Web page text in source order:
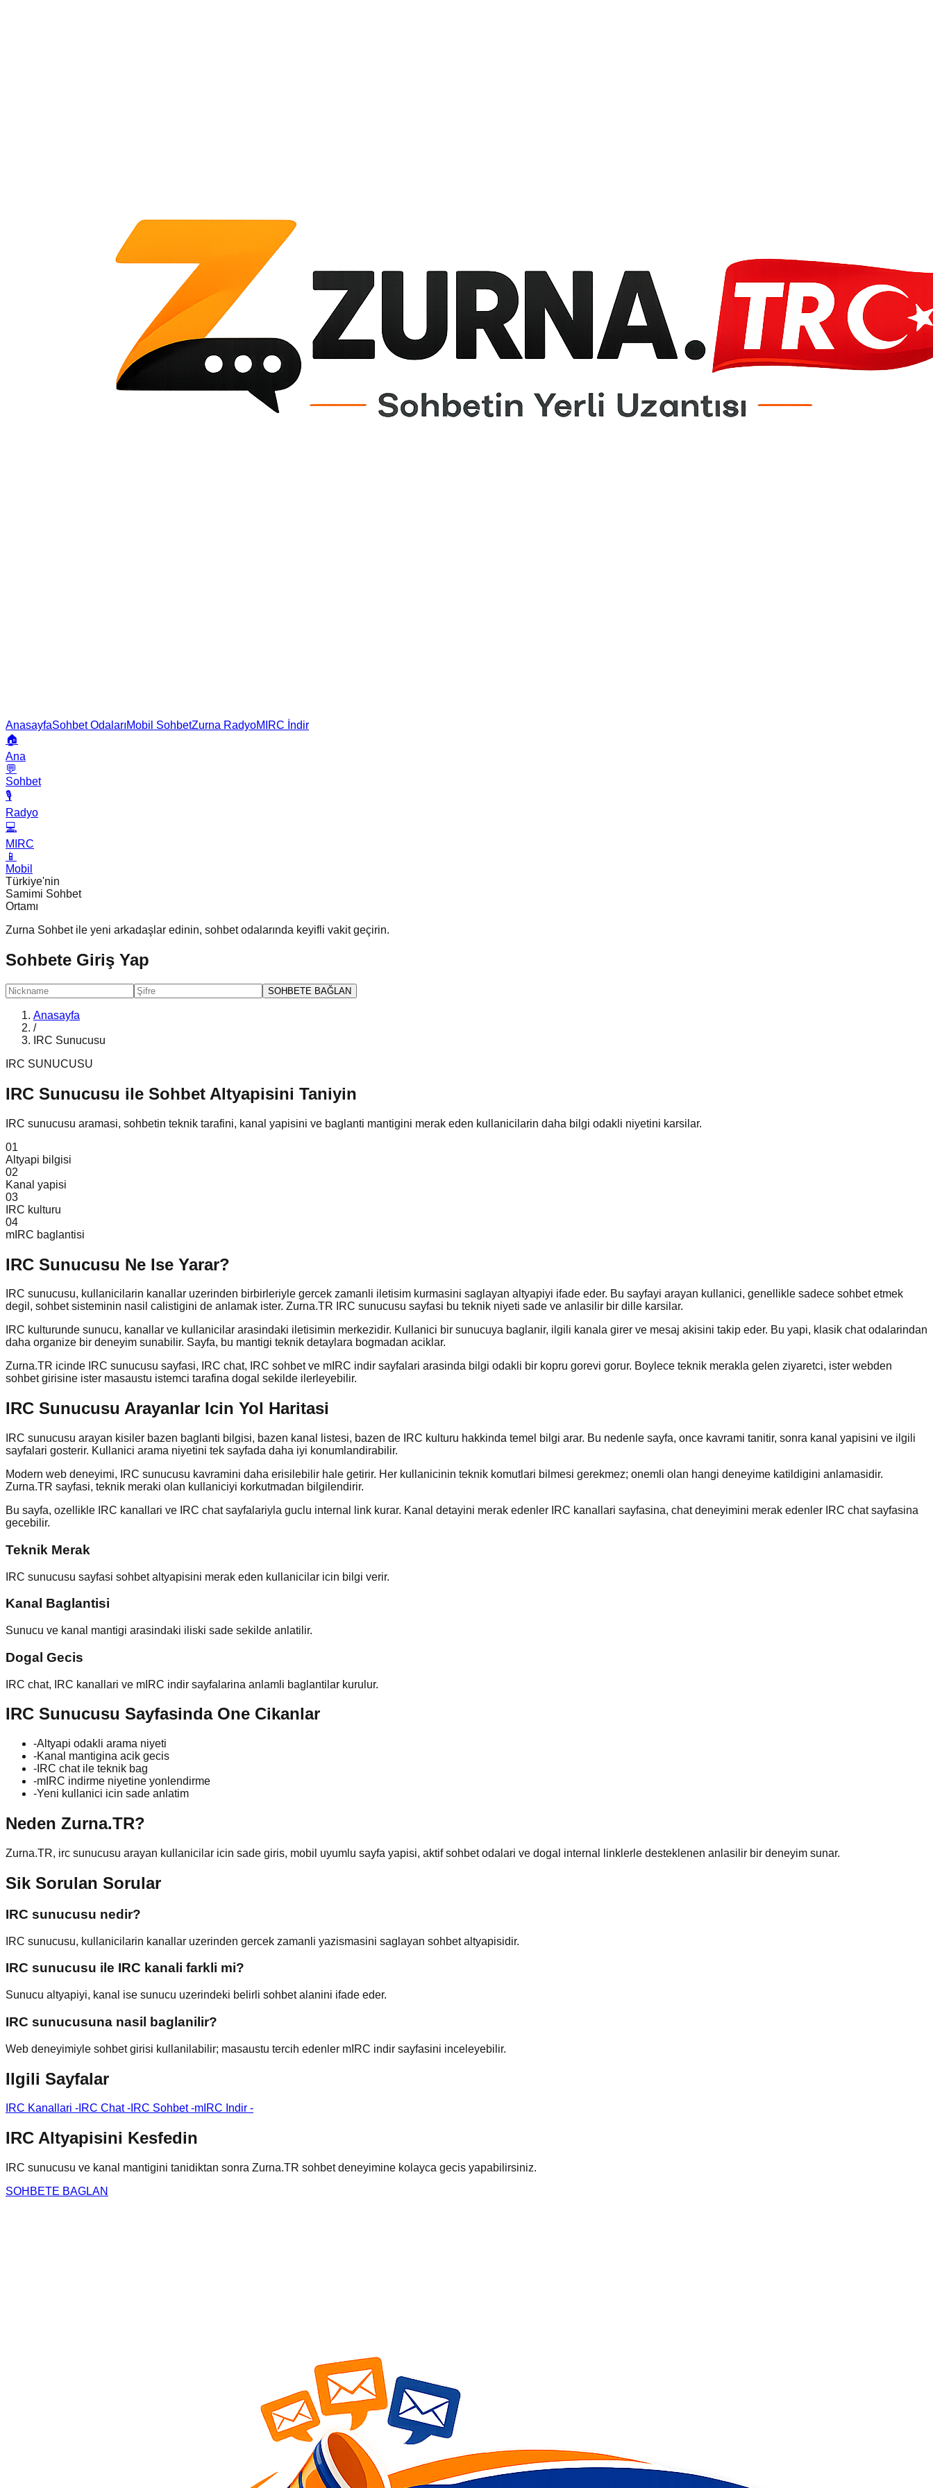
AnasayfaSohbet OdalarıMobil SohbetZurna RadyoMIRC İndir
🏠
Ana
💬
Sohbet
🎙️
Radyo
💻
MIRC
📱
Mobil
Türkiye'nin
Samimi Sohbet
Ortamı
Zurna Sohbet ile yeni arkadaşlar edinin, sohbet odalarında keyifli vakit geçirin.
Sohbete Giriş Yap
SOHBETE BAĞLAN
Anasayfa
/
IRC Sunucusu
IRC SUNUCUSU
IRC Sunucusu ile Sohbet Altyapisini Taniyin
IRC sunucusu aramasi, sohbetin teknik tarafini, kanal yapisini ve baglanti mantigini merak eden kullanicilarin daha bilgi odakli niyetini karsilar.
01
Altyapi bilgisi
02
Kanal yapisi
03
IRC kulturu
04
mIRC baglantisi
IRC Sunucusu Ne Ise Yarar?
IRC sunucusu, kullanicilarin kanallar uzerinden birbirleriyle gercek zamanli iletisim kurmasini saglayan altyapiyi ifade eder. Bu sayfayi arayan kullanici, genellikle sadece sohbet etmek
degil, sohbet sisteminin nasil calistigini de anlamak ister. Zurna.TR IRC sunucusu sayfasi bu teknik niyeti sade ve anlasilir bir dille karsilar.
IRC kulturunde sunucu, kanallar ve kullanicilar arasindaki iletisimin merkezidir. Kullanici bir sunucuya baglanir, ilgili kanala girer ve mesaj akisini takip eder. Bu yapi, klasik chat odalarindan
daha organize bir deneyim sunabilir. Sayfa, bu mantigi teknik detaylara bogmadan aciklar.
Zurna.TR icinde IRC sunucusu sayfasi, IRC chat, IRC sohbet ve mIRC indir sayfalari arasinda bilgi odakli bir kopru gorevi gorur. Boylece teknik merakla gelen ziyaretci, ister webden
sohbet girisine ister masaustu istemci tarafina dogal sekilde ilerleyebilir.
IRC Sunucusu Arayanlar Icin Yol Haritasi
IRC sunucusu arayan kisiler bazen baglanti bilgisi, bazen kanal listesi, bazen de IRC kulturu hakkinda temel bilgi arar. Bu nedenle sayfa, once kavrami tanitir, sonra kanal yapisini ve ilgili
sayfalari gosterir. Kullanici arama niyetini tek sayfada daha iyi konumlandirabilir.
Modern web deneyimi, IRC sunucusu kavramini daha erisilebilir hale getirir. Her kullanicinin teknik komutlari bilmesi gerekmez; onemli olan hangi deneyime katildigini anlamasidir.
Zurna.TR sayfasi, teknik meraki olan kullaniciyi korkutmadan bilgilendirir.
Bu sayfa, ozellikle IRC kanallari ve IRC chat sayfalariyla guclu internal link kurar. Kanal detayini merak edenler IRC kanallari sayfasina, chat deneyimini merak edenler IRC chat sayfasina
gecebilir.
Teknik Merak
IRC sunucusu sayfasi sohbet altyapisini merak eden kullanicilar icin bilgi verir.
Kanal Baglantisi
Sunucu ve kanal mantigi arasindaki iliski sade sekilde anlatilir.
Dogal Gecis
IRC chat, IRC kanallari ve mIRC indir sayfalarina anlamli baglantilar kurulur.
IRC Sunucusu Sayfasinda One Cikanlar
-Altyapi odakli arama niyeti
-Kanal mantigina acik gecis
- IRC chat ile teknik bag
-mIRC indirme niyetine yonlendirme
-Yeni kullanici icin sade anlatim
Neden Zurna.TR?
Zurna.TR, irc sunucusu arayan kullanicilar icin sade giris, mobil uyumlu sayfa yapisi, aktif sohbet odalari ve dogal internal linklerle desteklenen anlasilir bir deneyim sunar.
Sik Sorulan Sorular
IRC sunucusu nedir?
IRC sunucusu, kullanicilarin kanallar uzerinden gercek zamanli yazismasini saglayan sohbet altyapisidir.
IRC sunucusu ile IRC kanali farkli mi?
Sunucu altyapiyi, kanal ise sunucu uzerindeki belirli sohbet alanini ifade eder.
IRC sunucusuna nasil baglanilir?
Web deneyimiyle sohbet girisi kullanilabilir; masaustu tercih edenler mIRC indir sayfasini inceleyebilir.
Ilgili Sayfalar
IRC Kanallari - IRC Chat- IRC Sohbet-mIRC Indir -
IRC Altyapisini Kesfedin
IRC sunucusu ve kanal mantigini tanidiktan sonra Zurna.TR sohbet deneyimine kolayca gecis yapabilirsiniz.
SOHBETE BAGLAN